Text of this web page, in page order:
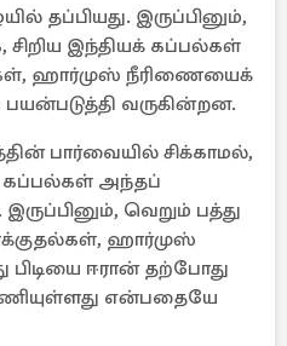
தப்பியது. இருப்பினும்,
சிறிய இந்தியக் கப்பல்கள்
ஹார்முஸ் நீரிணையைக்
வருகின்றன.
பார்வையில் சிக்காமல்,
கப்பல்கள் அந்தப்
வெறும் பத்து
ஹார்முஸ்
ஈரான் தற்போது
என்பதையே